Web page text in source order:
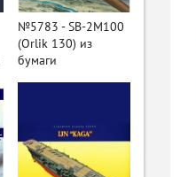
№5783 - SB-2M100
(Orlik 130) из
бумаги